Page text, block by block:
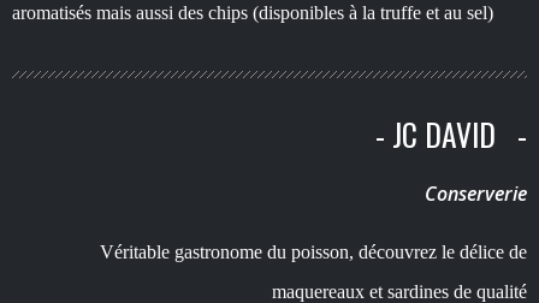
aromatisés mais aussi des chips (disponibles à la truffe et au sel)
- JC DAVID -
Conserverie
Véritable gastronome du poisson, découvrez le délice de
maquereaux et sardines de qualité